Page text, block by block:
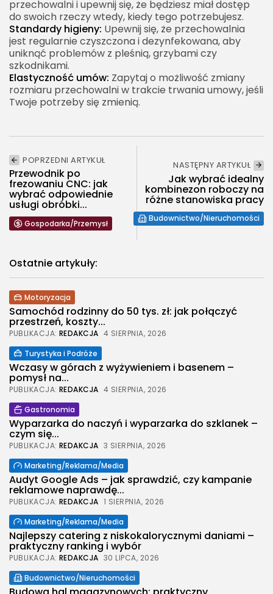
przechowalni i upewnij się, że będziesz miał dostęp
do swoich rzeczy wtedy, kiedy tego potrzebujesz.
Standardy higieny: Upewnij się, że przechowalnia
jest regularnie czyszczona i dezynfekowana, aby
uniknąć problemów z pleśnią, grzybami czy
szkodnikami.
Elastyczność umów: Zapytaj o możliwość zmiany
rozmiaru przechowalni w trakcie trwania umowy, jeśli
Twoje potrzeby się zmienią.
POPRZEDNI ARTYKUŁ
Przewodnik po
frezowaniu CNC: jak
wybrać odpowiednie
usługi obróbki...
Gospodarka/Przemysł
NASTĘPNY ARTYKUŁ
Jak wybrać idealny
kombinezon roboczy na
różne stanowiska pracy
Budownictwo/Nieruchomości
Ostatnie artykuły:
Motoryzacja
Samochód rodzinny do 50 tys. zł: jak połączyć
przestrzeń, koszty...
PUBLIKACJA: REDAKCJA 4 SIERPNIA, 2026
Turystyka i Podróże
Wczasy w górach z wyżywieniem i basenem –
pomysł na...
PUBLIKACJA: REDAKCJA 4 SIERPNIA, 2026
Gastronomia
Wyparzarka do naczyń i wyparzarka do szklanek –
czym się...
PUBLIKACJA: REDAKCJA 3 SIERPNIA, 2026
Marketing/Reklama/Media
Audyt Google Ads – jak sprawdzić, czy kampanie
reklamowe naprawdę...
PUBLIKACJA: REDAKCJA 1 SIERPNIA, 2026
Marketing/Reklama/Media
Najlepszy catering z niskokalorycznymi daniami –
praktyczny ranking i wybór
PUBLIKACJA: REDAKCJA 30 LIPCA, 2026
Budownictwo/Nieruchomości